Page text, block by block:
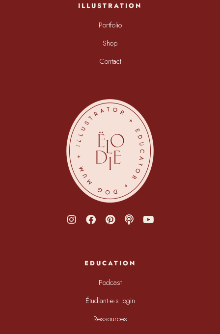
ILLUSTRATION
Portfolio
Shop
Contact
EDUCATION
Podcast
Étudiant·e·s login
Ressources